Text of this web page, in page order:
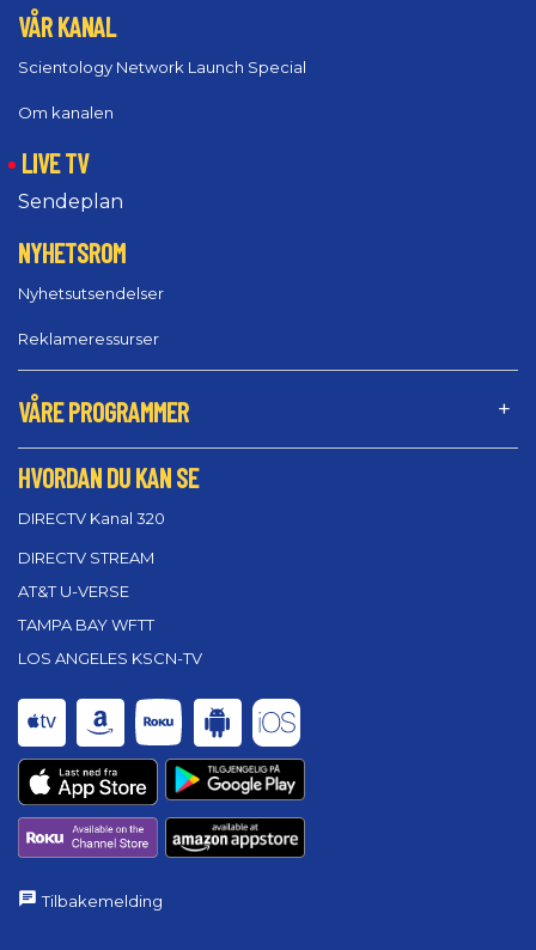
VÅR KANAL
Scientology Network Launch Special
Om kanalen
LIVE TV
Sendeplan
NYHETSROM
Nyhetsutsendelser
Reklameressurser
VÅRE PROGRAMMER
HVORDAN DU KAN SE
DIRECTV Kanal 320
DIRECTV STREAM
AT&T U-VERSE
TAMPA BAY WFTT
LOS ANGELES KSCN-TV
Tilbakemelding